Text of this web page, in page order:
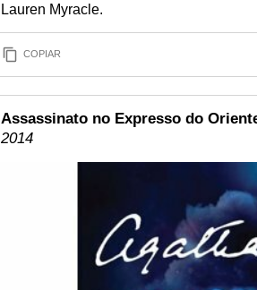
Lauren Myracle.
COPIAR
Assassinato no Expresso do
2014